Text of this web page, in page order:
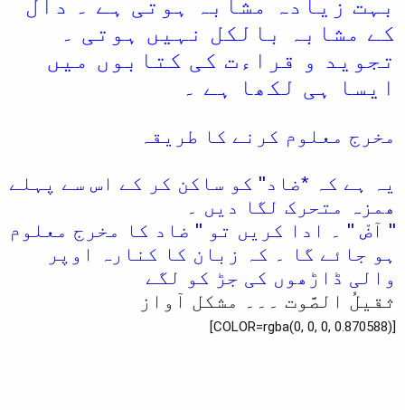
بہت زیادہ مشابہ ہوتی ہے ۔ دال
کے مشابہ بالکل نہیں ہوتی ۔
تجوید و قراءت کی کتابوں میں
ایسا ہی لکھا ہے ۔
مخرج معلوم کرنے کا طریقہ
یہ ہے کہ *ضاد" کو ساکن کر کے اس سے پہلے
ھمزہ متحرک لگا دیں ۔
" آضْ " ۔ ادا کریں تو " ضاد کا مخرج معلوم
ہو جائے گا ۔ کہ زبان کا کنارہ اوپر
والی ڈاڑھوں کی جڑ کو لگے
ثقیلُ الصَّوت ۔۔۔ مشکل آواز
[COLOR=rgba(0, 0, 0, 0.870588)]